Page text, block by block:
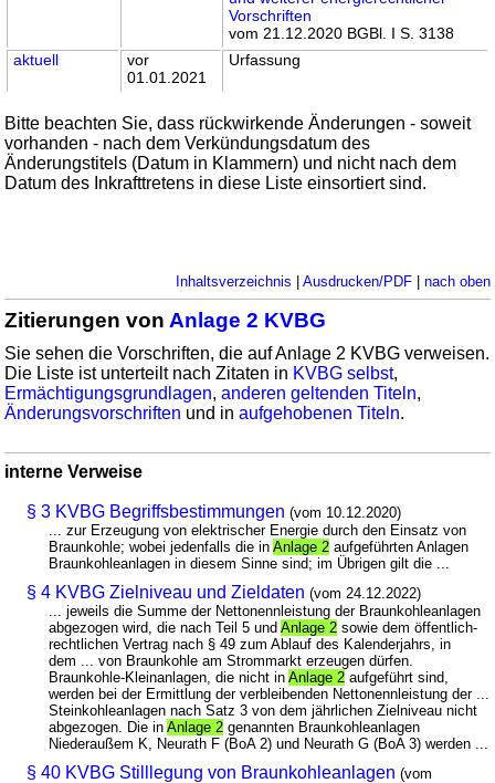
Vorschriften
vom 21.12.2020 BGBl. I S. 3138
aktuell
vor
01.01.2021
Urfassung
Bitte beachten Sie, dass rückwirkende Änderungen - soweit
vorhanden - nach dem Verkündungsdatum des
Änderungstitels (Datum in Klammern) und nicht nach dem
Datum des Inkrafttretens in diese Liste einsortiert sind.
Inhaltsverzeichnis | Ausdrucken/PDF| nach oben
Zitierungen von Anlage 2 KVBG
Sie sehen die Vorschriften, die auf Anlage 2 KVBG verweisen.
Die Liste ist unterteilt nach Zitaten in KVBG selbst,
Ermächtigungsgrundlagen,anderen geltenden Titeln,
Änderungsvorschriften und inaufgehobenen Titeln.
interne Verweise
§ 3 KVBG Begriffsbestimmungen (vom 10.12.2020)
... zur Erzeugung von elektrischer Energie durch den Einsatz von
Braunkohle; wobei jedenfalls die inAnlage 2 aufgeführten Anlagen
Braunkohleanlagen in diesem Sinne sind; im Übrigen gilt die ...
§ 4 KVBG Zielniveau und Zieldaten (vom 24.12.2022)
... jeweils die Summe der Nettonennleistung der Braunkohleanlagen
abgezogen wird, die nach Teil 5 undAnlage 2 sowie dem öffentlich-
rechtlichen Vertrag nach § 49 zum Ablauf des Kalenderjahrs, in
dem ... von Braunkohle am Strommarkt erzeugen dürfen.
Braunkohle-Kleinanlagen, die nicht inAnlage 2 aufgeführt sind,
werden bei der Ermittlung der verbleibenden Nettonennleistung der ...
Steinkohleanlagen nach Satz 3 von dem jährlichen Zielniveau nicht
abgezogen. Die inAnlage 2 genannten Braunkohleanlagen
Niederaußem K, Neurath F (BoA 2) und Neurath G (BoA 3) werden ...
§ 40 KVBG Stilllegung von Braunkohleanlagen (vom